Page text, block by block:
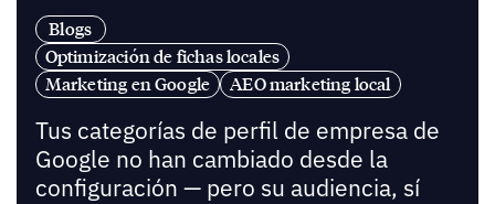
Blogs
Optimización de fichas locales
Marketing en Google
AEO marketing local
Tus categorías de perfil de empresa de
Google no han cambiado desde la
configuración — pero su audiencia, sí